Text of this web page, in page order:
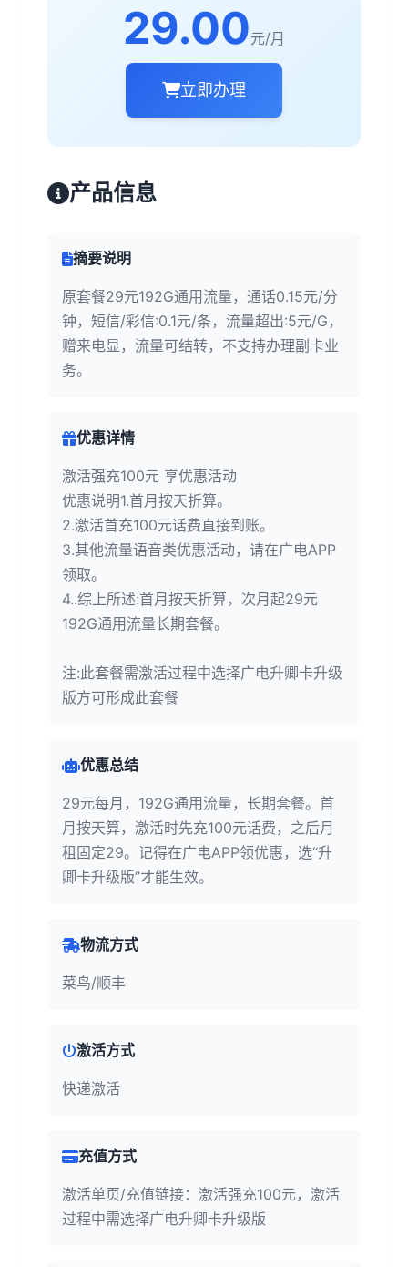
29.00元/月
立即办理
产品信息
摘要说明
原套餐29元192G通用流量，通话0.15元/分
钟，短信/彩信:0.1元/条，流量超出:5元/G，
赠来电显，流量可结转，不支持办理副卡业
务。
优惠详情
激活强充100元 享优惠活动
优惠说明1.首月按天折算。
2.激活首充100元话费直接到账。
3.其他流量语音类优惠活动，请在广电APP
领取。
4..综上所述:首月按天折算，次月起29元
192G通用流量长期套餐。
注:此套餐需激活过程中选择广电升卿卡升级
版方可形成此套餐
优惠总结
29元每月，192G通用流量，长期套餐。首
月按天算，激活时先充100元话费，之后月
租固定29。记得在广电APP领优惠，选“升
卿卡升级版”才能生效。
物流方式
菜鸟/顺丰
激活方式
快递激活
充值方式
激活单页/充值链接：激活强充100元，激活
过程中需选择广电升卿卡升级版